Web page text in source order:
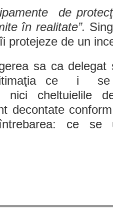
de
în realitate”.
protejeze de un
sa ca delegat
ce
i
nici cheltuielile
decontate
ce